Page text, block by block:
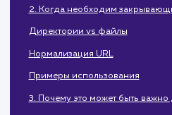
1. Введение в проблему
Определение URL со
Краткая история и обзор
2. Когда необходим